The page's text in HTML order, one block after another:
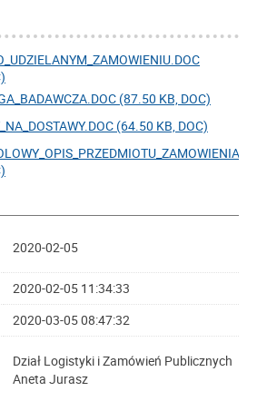
(87.50 KB, DOC)
(64.50 KB, DOC)
2020-02-05
2020-02-05 11:34:33
2020-03-05 08:47:32
Dział Logistyki i Zamówień Publicznych
Aneta Jurasz